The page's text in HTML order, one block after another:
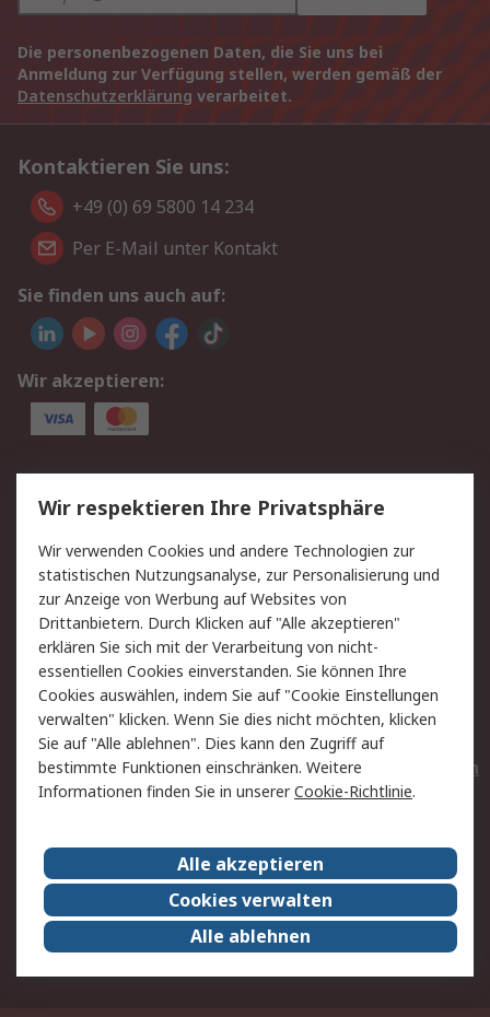
Die personenbezogenen Daten, die Sie uns bei
Anmeldung zur Verfügung stellen, werden gemäß der
Datenschutzerklärung verarbeitet.
Kontaktieren Sie uns:
+49 (0) 69 5800 14 234
Per E-Mail unter Kontakt
Sie finden uns auch auf:
Wir akzeptieren:
Service
Value Added Services
Lieferlösungen
Rücksendungen
Kontakt
Hilfe
Privatkunden
Rechtliches
AGB
Datenschutz
Cookie-Richtlinie
Zahlungsbedingungen
Copyright/Impressum
Entsorgung
Elektrogeräte/Batterien
RS weltweit
Karriere bei RS
Nachhaltigkeit
Qualität/Umwelt/ZertifikatePresse-Center
Event-Center
Wir respektieren Ihre Privatsphäre
Wir verwenden Cookies und andere Technologien zur
statistischen Nutzungsanalyse, zur Personalisierung und
zur Anzeige von Werbung auf Websites von
Drittanbietern. Durch Klicken auf "Alle akzeptieren"
erklären Sie sich mit der Verarbeitung von nicht-
essentiellen Cookies einverstanden. Sie können Ihre
Cookies auswählen, indem Sie auf "Cookie Einstellungen
verwalten" klicken. Wenn Sie dies nicht möchten, klicken
Sie auf "Alle ablehnen". Dies kann den Zugriff auf
bestimmte Funktionen einschränken. Weitere
Informationen finden Sie in unsererCookie-Richtlinie.
Alle akzeptieren
Cookies verwalten
Alle ablehnen